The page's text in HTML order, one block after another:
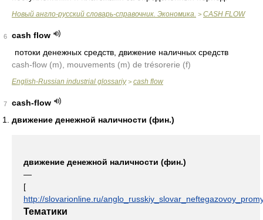
Новый англо-русский словарь-справочник. Экономика. > CASH FLOW
6
cash flow
потоки денежных средств, движение наличных средств
cash-flow (m), mouvements (m) de trésorerie (f)
English-Russian industrial glossariy> cash flow
7
cash-flow
движение денежной наличности (фин.)
движение денежной наличности (фин.)
—
[
http://slovarionline.ru/
Тематики